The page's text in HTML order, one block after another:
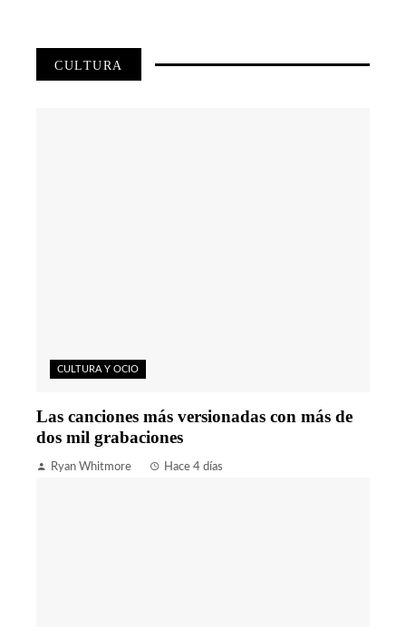
CULTURA
CULTURA Y OCIO
Las canciones más versionadas con más de
dos mil grabaciones
Ryan Whitmore Hace 4 días